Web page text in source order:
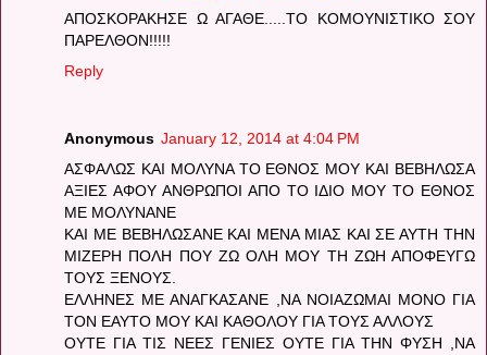
ΑΠΟΣΚΟΡΑΚΗΣΕ Ω ΑΓΑΘΕ.....ΤΟ ΚΟΜΟΥΝΙΣΤΙΚΟ ΣΟΥ
ΠΑΡΕΛΘΟΝ!!!!!
Reply
Anonymous January 12, 2014 at 4:04 PM
ΑΣΦΑΛΩΣ ΚΑΙ ΜΟΛΥΝΑ ΤΟ ΕΘΝΟΣ ΜΟΥ ΚΑΙ ΒΕΒΗΛΩΣΑ
ΑΞΙΕΣ ΑΦΟΥ ΑΝΘΡΩΠΟΙ ΑΠΟ ΤΟ ΙΔΙΟ ΜΟΥ ΤΟ ΕΘΝΟΣ
ΜΕ ΜΟΛΥΝΑΝΕ
ΚΑΙ ΜΕ ΒΕΒΗΛΩΣΑΝΕ ΚΑΙ ΜΕΝΑ ΜΙΑΣ ΚΑΙ ΣΕ ΑΥΤΗ ΤΗΝ
ΜΙΖΕΡΗ ΠΟΛΗ ΠΟΥ ΖΩ ΟΛΗ ΜΟΥ ΤΗ ΖΩΗ ΑΠΟΦΕΥΓΩ
ΤΟΥΣ ΞΕΝΟΥΣ.
ΕΛΛΗΝΕΣ ΜΕ ΑΝΑΓΚΑΣΑΝΕ ,ΝΑ ΝΟΙΑΖΩΜΑΙ ΜΟΝΟ ΓΙΑ
ΤΟΝ ΕΑΥΤΟ ΜΟΥ ΚΑΙ ΚΑΘΟΛΟΥ ΓΙΑ ΤΟΥΣ ΑΛΛΟΥΣ
ΟΥΤΕ ΓΙΑ ΤΙΣ ΝΕΕΣ ΓΕΝΙΕΣ ΟΥΤΕ ΓΙΑ ΤΗΝ ΦΥΣΗ ,ΝΑ